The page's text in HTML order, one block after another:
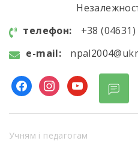
телефон:
+38
e-mail:
facebookinstagram
youtube
Учням і педагогам